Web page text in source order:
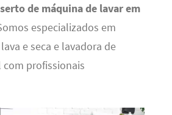
de máquina de lavar em
especializados em
e seca e lavadora de
com profissionais